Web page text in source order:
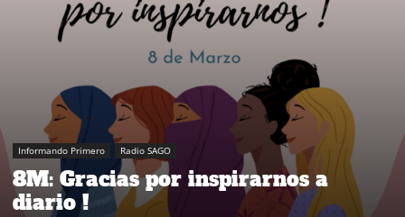
Informando Primero Radio SAGO
8M: Gracias por inspirarnos a
diario !